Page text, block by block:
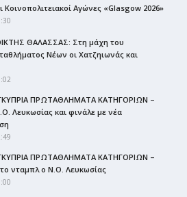
Αγώνες «Glasgow 2026»
ΘΑΛΑΣΣΑΣ: Στη μάχη του
Νέων οι Χατζηιωνάς και
ΠΡΩΤΑΘΛΗΜΑΤΑ ΚΑΤΗΓΟΡΙΩΝ –
Λευκωσίας και φινάλε με νέα
ΠΡΩΤΑΘΛΗΜΑΤΑ ΚΑΤΗΓΟΡΙΩΝ –
νταμπλ ο Ν.Ο. Λευκωσίας